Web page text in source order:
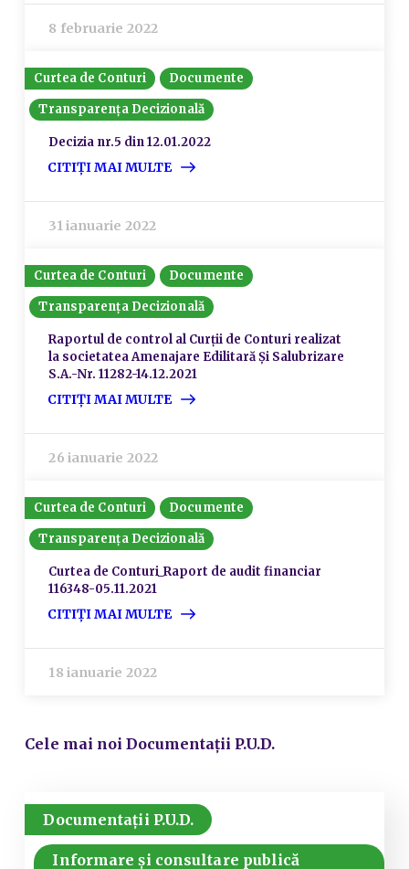
8 februarie 2022
Curtea de Conturi
Documente
Transparența Decizională
Decizia nr.5 din 12.01.2022
CITIȚI MAI MULTE
31 ianuarie 2022
Curtea de Conturi
Documente
Transparența Decizională
Raportul de control al Curții de Conturi realizat
la societatea Amenajare Edilitară Și Salubrizare
S.A.-Nr. 11282-14.12.2021
CITIȚI MAI MULTE
26 ianuarie 2022
Curtea de Conturi
Documente
Transparența Decizională
Curtea de Conturi_Raport de audit financiar
116348-05.11.2021
CITIȚI MAI MULTE
18 ianuarie 2022
Cele mai noi Documentații P.U.D.
Documentații P.U.D.
Informare și consultare publică